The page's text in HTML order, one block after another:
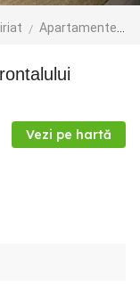
Apartamente de inchiriat
Vezi pe hartă